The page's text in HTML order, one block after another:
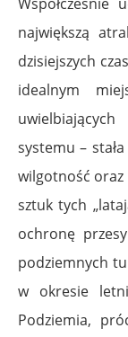
największą
dzisiejszych
idealnym
systemu –
wilgotność oraz
sztuk tych
ochronę
podziemnych
w okresie
Podziemia,